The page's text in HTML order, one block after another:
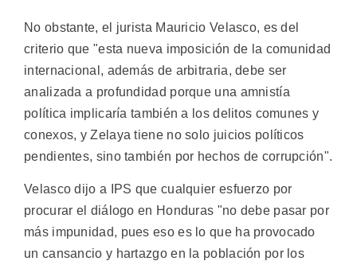
No obstante, el jurista Mauricio Velasco, es del
criterio que "esta nueva imposición de la comunidad
internacional, además de arbitraria, debe ser
analizada a profundidad porque una amnistía
política implicaría también a los delitos comunes y
conexos, y Zelaya tiene no solo juicios políticos
pendientes, sino también por hechos de corrupción".
Velasco dijo a IPS que cualquier esfuerzo por
procurar el diálogo en Honduras "no debe pasar por
más impunidad, pues eso es lo que ha provocado
un cansancio y hartazgo en la población por los